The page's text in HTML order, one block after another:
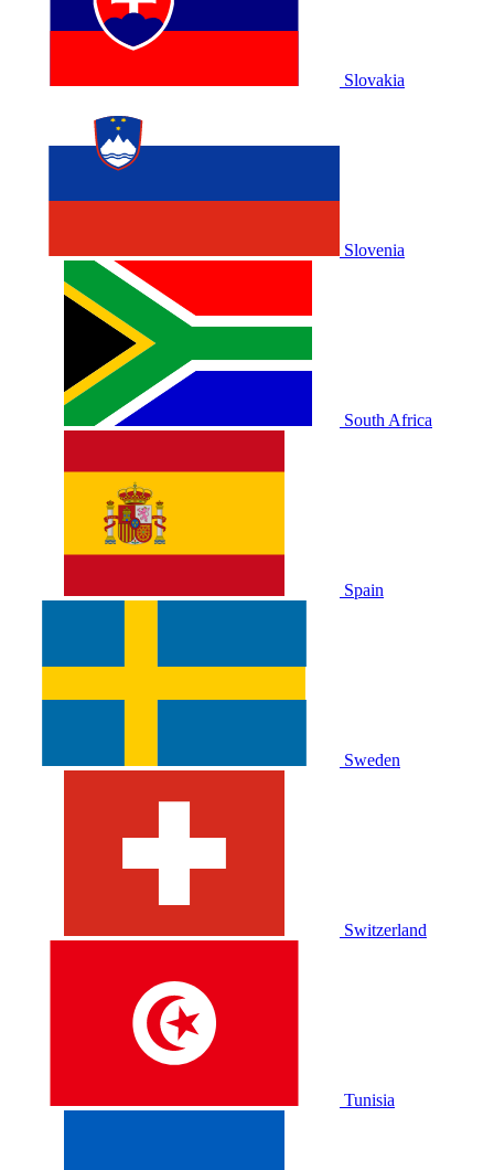
Slovakia
Slovenia
South Africa
Spain
Sweden
Switzerland
Tunisia